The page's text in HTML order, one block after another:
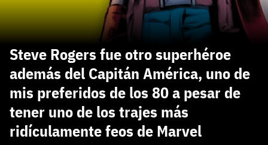
Steve Rogers fue otro superhéroe
además del Capitán América, uno de
mis preferidos de los 80 a pesar de
tener uno de los trajes más
ridículamente feos de Marvel
El inicio de sesión con Facebook ya no está
disponible, pero puedes seguir usando tu cuenta
de 3DJuegos:
Recupera tu acceso con Facebook
Entra con Google
¿Ya tienes cuenta?
Entra en 3DJuegos